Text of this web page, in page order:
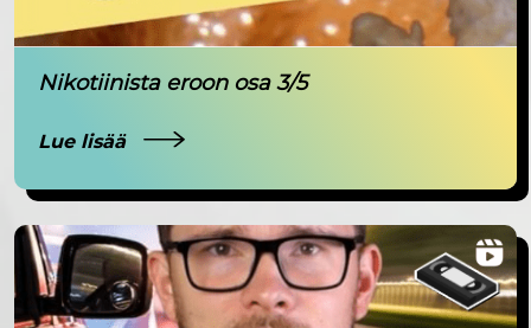
Nikotiinista eroon osa 3/5
Lue lisää